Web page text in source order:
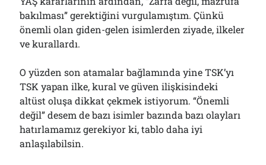
Çağırdı!..
31/07/2026
Bölmediğiniz Bir O Kalmıştı!..
29/07/2026
Arşivler
Arşivler
bakılması” gerektiğini vurgulamıştım. Çünkü
önemli olan giden-gelen isimlerden ziyade, ilkeler
ve kurallardı.
O yüzden son atamalar bağlamında yine TSK’yı
TSK yapan ilke, kural ve güven ilişkisindeki
altüst oluşa dikkat çekmek istiyorum. “Önemli
değil” desem de bazı isimler bazında bazı olayları
hatırlamamız gerekiyor ki, tablo daha iyi
anlaşılabilsin.